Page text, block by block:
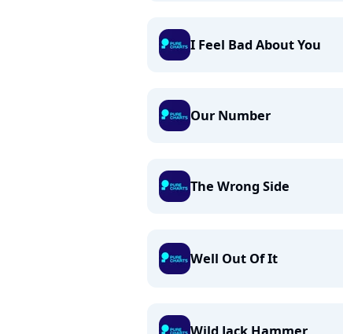
I Feel Bad About You
Our Number
The Wrong Side
Well Out Of It